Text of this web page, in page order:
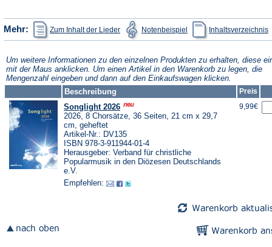
Mehr: Zum Inhalt der Lieder
(Öffnet
in
einem
Tab)
Notenbeispiel
(Öffnet
in
einem
Tab)
Inhaltsverzeichnis
Um weitere Informationen zu den einzelnen Produkten zu erhalten, diese
mit der Maus anklicken. Um einen Artikel in den Warenkorb zu legen, die
Mengenzahl eingeben und dann auf den Einkaufswagen klicken.
Beschreibung
Preis
Songlight 2026
2026, 8 Chorsätze, 36 Seiten, 21 cm x 29,7
cm, geheftet
Artikel-Nr.: DV135
ISBN 978-3-911944-01-4
Herausgeber: Verband für christliche
Popularmusik in den Diözesen Deutschlands
e.V.
Empfehlen:
9,99€